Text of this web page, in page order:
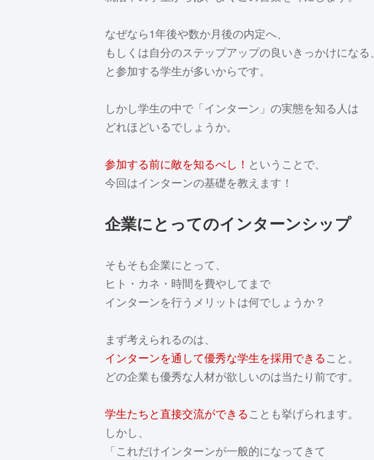
なぜなら1年後や数か月後の内定へ、
もしくは自分のステップアップの良いきっかけになる、
と参加する学生が多いからです。
しかし学生の中で「インターン」の実態を知る人は
どれほどいるでしょうか。
参加する前に敵を知るべし！ ということで、
今回はインターンの基礎を教えます！
企業にとってのインターンシップ
そもそも企業にとって、
ヒト・カネ・時間を費やしてまで
インターンを行うメリットは何でしょうか？
まず考えられるのは、
インターンを通して優秀な学生を採用できること。
どの企業も優秀な人材が欲しいのは当たり前です。
学生たちと直接交流ができることも挙げられます。
しかし、
「これだけインターンが一般的になってきて